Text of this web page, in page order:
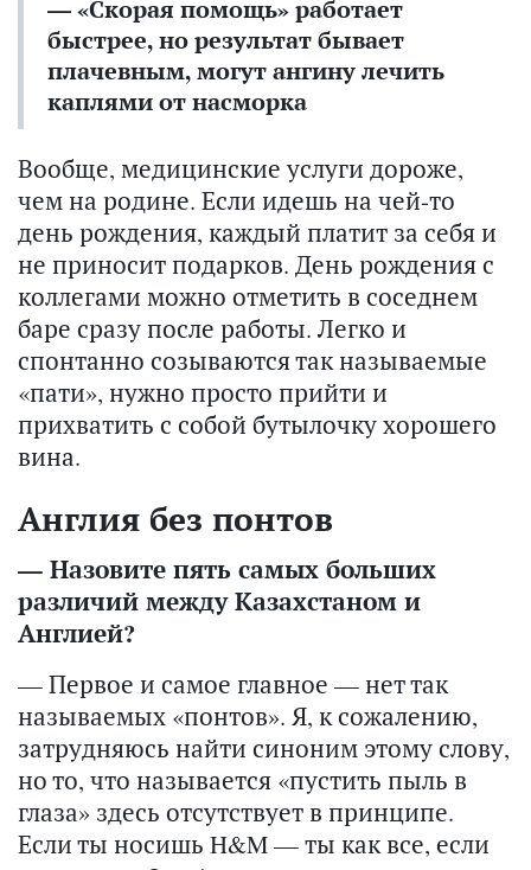
— «Скорая помощь» работает
быстрее, но результат бывает
плачевным, могут ангину лечить
каплями от насморка
Вообще, медицинские услуги дороже,
чем на родине. Если идешь на чей-то
день рождения, каждый платит за себя и
не приносит подарков. День рождения с
коллегами можно отметить в соседнем
баре сразу после работы. Легко и
спонтанно созываются так называемые
«пати», нужно просто прийти и
прихватить с собой бутылочку хорошего
вина.
Англия без понтов
— Назовите пять самых больших
различий между Казахстаном и
Англией?
— Первое и самое главное — нет так
называемых «понтов». Я, к сожалению,
затрудняюсь найти синоним этому слову,
но то, что называется «пустить пыль в
глаза» здесь отсутствует в принципе.
Если ты носишь H&M — ты как все, если